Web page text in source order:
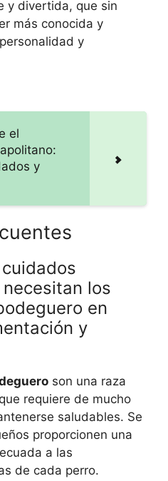
y divertida, que sin
más conocida y
y
el
y
los
en
y
son una raza
requiere de mucho
saludables. Se
proporcionen una
a las
de cada perro.